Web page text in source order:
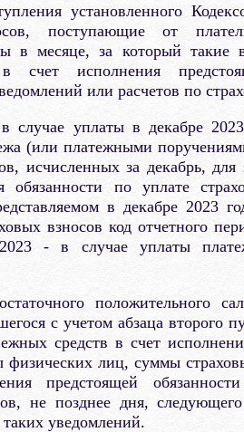
установленного
поступающие от
в месяце, за который такие
в счет исполнения
или расчетов по
случае уплаты в декабре
(или платежными
исчисленных за декабрь,
обязанности по уплате
в декабре 2023
взносов код отчетного
- в случае уплаты
положительного
с учетом абзаца второго
средств в счет
физических лиц, суммы
предстоящей
не позднее дня,
уведомлений.